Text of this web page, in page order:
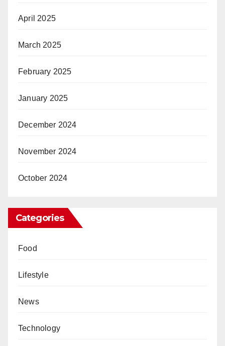
April 2025
March 2025
February 2025
January 2025
December 2024
November 2024
October 2024
Categories
Food
Lifestyle
News
Technology